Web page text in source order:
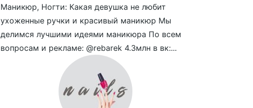
Маникюр, Ногти: Какая девушка не любит
ухоженные ручки и красивый маникюр Мы
делимся лучшими идеями маникюра По всем
вопросам и рекламе: @rebarek 4.3млн в вк:...